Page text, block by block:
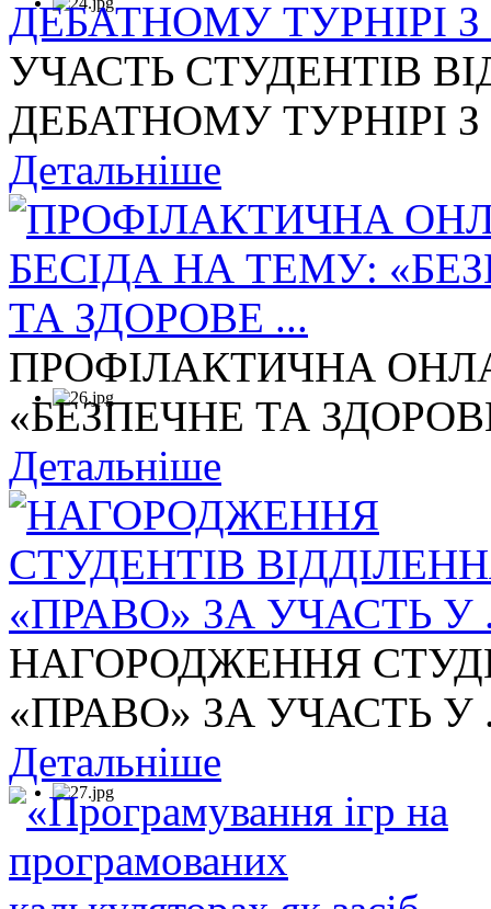
УЧАСТЬ СТУДЕНТІВ
ДЕБАТНОМУ ТУРНІРІ З
Детальніше
ПРОФІЛАКТИЧНА
«БЕЗПЕЧНЕ ТА
Детальніше
НАГОРОДЖЕННЯ
«ПРАВО» ЗА УЧАСТЬ У
Детальніше